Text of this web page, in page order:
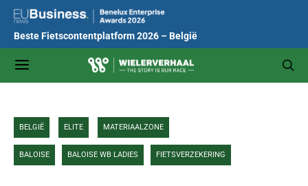
Beste Fietscontentplatform 2026 – België
BELGIË ELITE MATERIAALZONE
BALOISE BALOISE WB LADIES FIETSVERZEKERING